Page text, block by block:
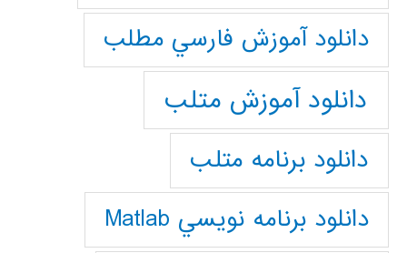
دانلود آموزش فارسي مطلب
دانلود آموزش متلب
دانلود برنامه متلب
دانلود برنامه نويسي Matlab